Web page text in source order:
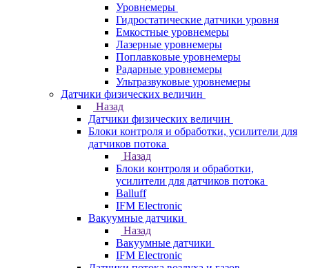
Уровнемеры
Гидростатические датчики уровня
Емкостные уровнемеры
Лазерные уровнемеры
Поплавковые уровнемеры
Радарные уровнемеры
Ультразвуковые уровнемеры
Датчики физических величин
Назад
Датчики физических величин
Блоки контроля и обработки, усилители для
датчиков потока
Назад
Блоки контроля и обработки,
усилители для датчиков потока
Balluff
IFM Electronic
Вакуумные датчики
Назад
Вакуумные датчики
IFM Electronic